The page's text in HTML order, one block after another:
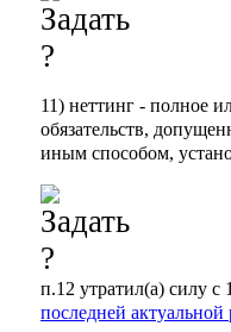
11) неттинг - полное
обязательств,
иным способом,
п.12 утратил(а) силу с
последней актуальной